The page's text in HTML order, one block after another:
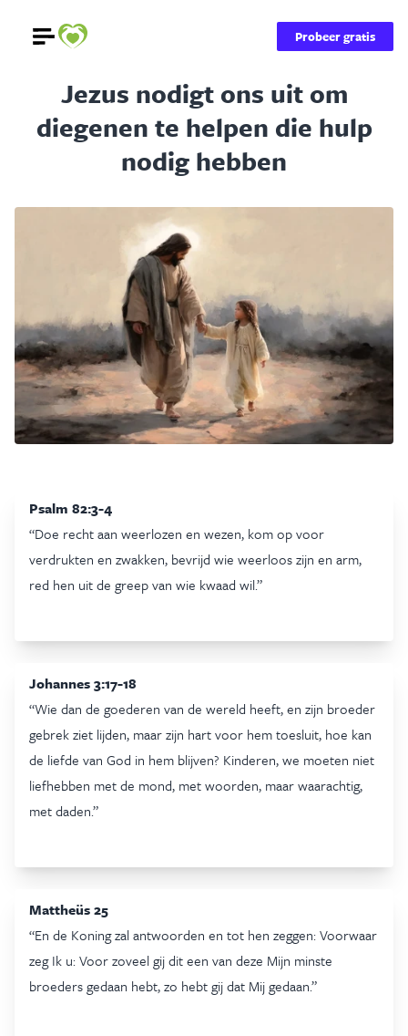
Probeer gratis
Jezus nodigt ons uit om
diegenen te helpen die hulp
nodig hebben
Psalm 82:3-4
“Doe recht aan weerlozen en wezen, kom op voor
verdrukten en zwakken, bevrijd wie weerloos zijn en arm,
red hen uit de greep van wie kwaad wil.”
Johannes 3:17-18
“Wie dan de goederen van de wereld heeft, en zijn broeder
gebrek ziet lijden, maar zijn hart voor hem toesluit, hoe kan
de liefde van God in hem blijven? Kinderen, we moeten niet
liefhebben met de mond, met woorden, maar waarachtig,
met daden.”
Mattheüs 25
“En de Koning zal antwoorden en tot hen zeggen: Voorwaar
zeg Ik u: Voor zoveel gij dit een van deze Mijn minste
broeders gedaan hebt, zo hebt gij dat Mij gedaan.”